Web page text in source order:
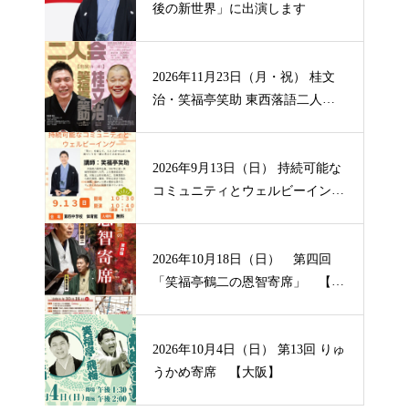
後の新世界」に出演します
2026年11月23日（月・祝） 桂文
治・笑福亭笑助 東西落語二人
2026年9月13日（日） 持続可能な
コミュニティとウェルビーイン
2026年10月18日（日） 第四回
「笑福亭鶴二の恩智寄席」 【大
2026年10月4日（日） 第13回 りゅ
うかめ寄席 【大阪】